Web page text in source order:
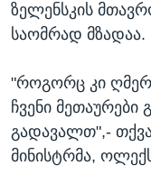
ზელენსკის
საომრად მზადაა.
"როგორც კი
ჩვენი მეთაურები
გადავალთ",-
მინისტრმა,